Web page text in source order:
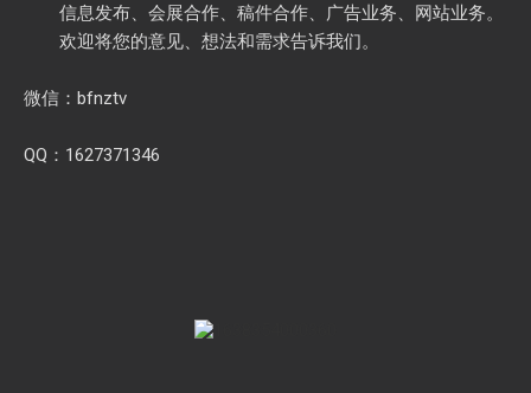
信息发布、会展合作、稿件合作、广告业务、网站业务。
欢迎将您的意见、想法和需求告诉我们。
微信：bfnztv
QQ：1627371346